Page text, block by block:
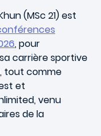
(MSc 21) est
, pour
carrière sportive
tout comme
et
venu
de la